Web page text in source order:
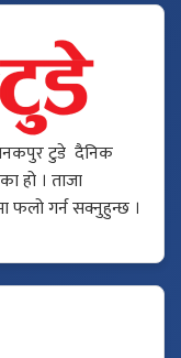
जनकपुर टुडे दैनिक
हो । ताजा
फलो गर्न सक्नुहुन्छ ।